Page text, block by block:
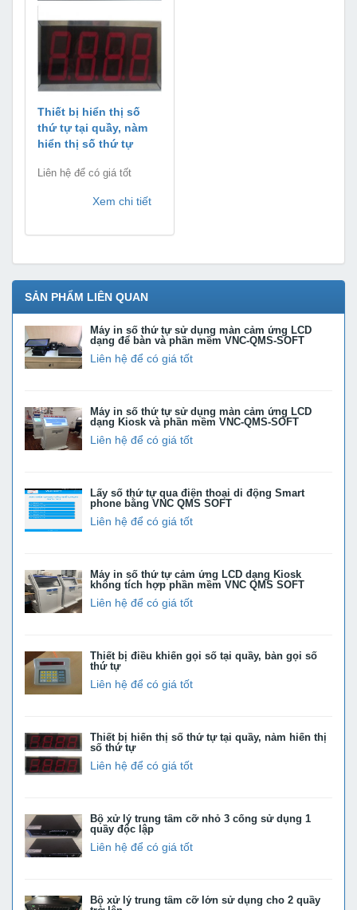
Thiết bị hiển thị số
thứ tự tại quầy, nàm
hiển thị số thứ tự
Liên hệ để có giá tốt
Xem chi tiết
SẢN PHẨM LIÊN QUAN
Máy in số thứ tự sử dụng màn cảm ứng LCD
dạng để bàn và phần mềm VNC-QMS-SOFT
Liên hệ để có giá tốt
Máy in số thứ tự sử dụng màn cảm ứng LCD
dạng Kiosk và phần mềm VNC-QMS-SOFT
Liên hệ để có giá tốt
Lấy số thứ tự qua điện thoại di động Smart
phone bằng VNC QMS SOFT
Liên hệ để có giá tốt
Máy in số thứ tự cảm ứng LCD dạng Kiosk
không tích hợp phần mềm VNC QMS SOFT
Liên hệ để có giá tốt
Thiết bị điều khiển gọi số tại quầy, bàn gọi số
thứ tự
Liên hệ để có giá tốt
Thiết bị hiển thị số thứ tự tại quầy, nàm hiển thị
số thứ tự
Liên hệ để có giá tốt
Bộ xử lý trung tâm cỡ nhỏ 3 cổng sử dụng 1
quầy độc lập
Liên hệ để có giá tốt
Bộ xử lý trung tâm cỡ lớn sử dụng cho 2 quầy